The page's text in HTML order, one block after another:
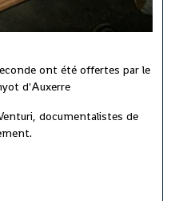
ont été offertes par le
d'Auxerre
documentalistes de